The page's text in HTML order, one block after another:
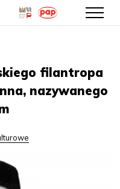
filantropa
nazywanego